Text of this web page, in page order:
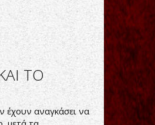
ΤΟ
έχουν αναγκάσει να